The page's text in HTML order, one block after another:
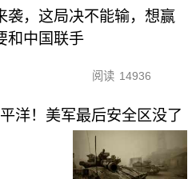
袭，这局决不能输，想赢
和中国联手
阅读 14936
洋！美军最后安全区没了